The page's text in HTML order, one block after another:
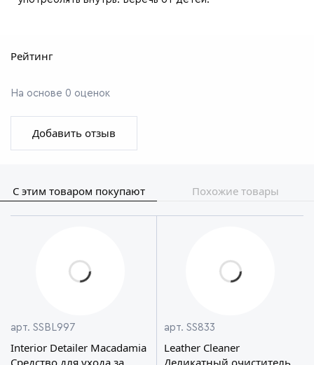
Рейтинг
На основе 0 оценок
Добавить отзыв
С этим товаром покупают Похожие товары
арт. SSBL997
Interior Detailer Macadamia
Средство для ухода за
арт. SS833
Leather Cleaner
Деликатный очиститель